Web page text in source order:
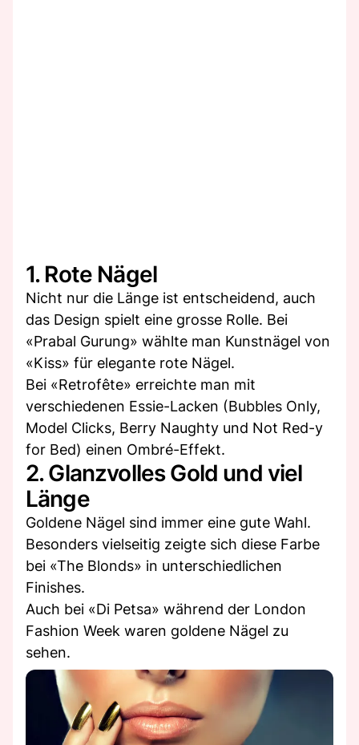
1. Rote Nägel
Nicht nur die Länge ist entscheidend, auch
das Design spielt eine grosse Rolle. Bei
«Prabal Gurung» wählte man Kunstnägel von
«Kiss» für elegante rote Nägel.
Bei «Retrofête» erreichte man mit
verschiedenen Essie-Lacken (Bubbles Only,
Model Clicks, Berry Naughty und Not Red-y
for Bed) einen Ombré-Effekt.
2. Glanzvolles Gold und viel
Länge
Goldene Nägel sind immer eine gute Wahl.
Besonders vielseitig zeigte sich diese Farbe
bei «The Blonds» in unterschiedlichen
Finishes.
Auch bei «Di Petsa» während der London
Fashion Week waren goldene Nägel zu
sehen.